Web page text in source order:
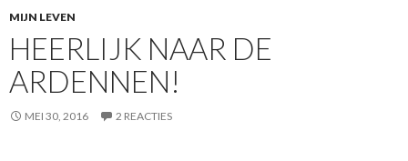
MIJN LEVEN
HEERLIJK NAAR DE
ARDENNEN!
MEI 30, 2016 2 REACTIES